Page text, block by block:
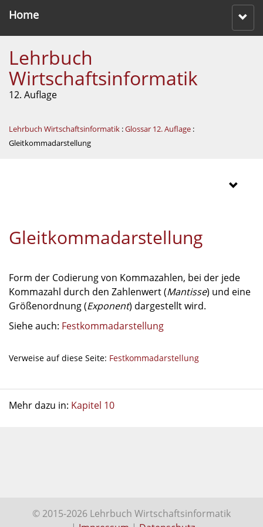
Home
Lehrbuch
Wirtschaftsinformatik
12. Auflage
Lehrbuch Wirtschaftsinformatik :Glossar 12. Auflage :
Gleitkommadarstellung
Gleitkommadarstellung
Form der Codierung von Kommazahlen, bei der jede
Kommazahl durch den Zahlenwert (Mantisse) und eine
Größenordnung (Exponent) dargestellt wird.
Siehe auch: Festkommadarstellung
Verweise auf diese Seite: Festkommadarstellung
Mehr dazu in: Kapitel 10
© 2015-2026 Lehrbuch Wirtschaftsinformatik